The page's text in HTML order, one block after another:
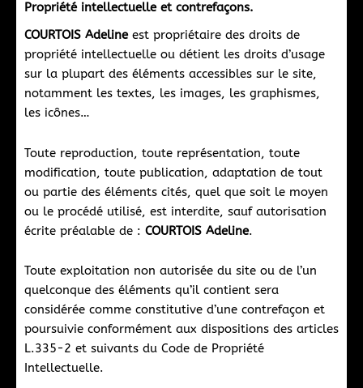
Propriété intellectuelle et contrefaçons.
COURTOIS Adelineest propriétaire des droits de
propriété intellectuelle ou détient les droits d’usage
sur la plupart des éléments accessibles sur le site,
notamment les textes, les images, les graphismes,
les icônes…
Toute reproduction, toute représentation, toute
modification, toute publication, adaptation de tout
ou partie des éléments cités, quel que soit le moyen
ou le procédé utilisé, est interdite, sauf autorisation
écrite préalable de : COURTOIS Adeline.
Toute exploitation non autorisée du site ou de l’un
quelconque des éléments qu’il contient sera
considérée comme constitutive d’une contrefaçon et
poursuivie conformément aux dispositions des articles
L.335-2 et suivants du Code de Propriété
Intellectuelle.